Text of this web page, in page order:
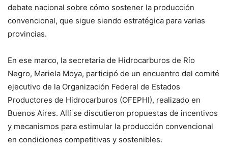
debate nacional sobre cómo sostener la producción
convencional, que sigue siendo estratégica para varias
provincias.
En ese marco, la secretaria de Hidrocarburos de Río
Negro, Mariela Moya, participó de un encuentro del comité
ejecutivo de la Organización Federal de Estados
Productores de Hidrocarburos (OFEPHI), realizado en
Buenos Aires. Allí se discutieron propuestas de incentivos
y mecanismos para estimular la producción convencional
en condiciones competitivas y sostenibles.